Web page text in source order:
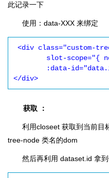
此记录一下
使用：data-XXX 来绑定
</div>
获取 ：
利用closeet 获取到当前目
tree-node 类名的dom
然后再利用 dataset.id 拿